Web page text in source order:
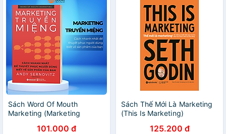
Sách Word Of Mouth
Marketing (Marketing
101.000 đ
Sách Thế Mới Là Marketing
(This Is Marketing)
125.200 đ